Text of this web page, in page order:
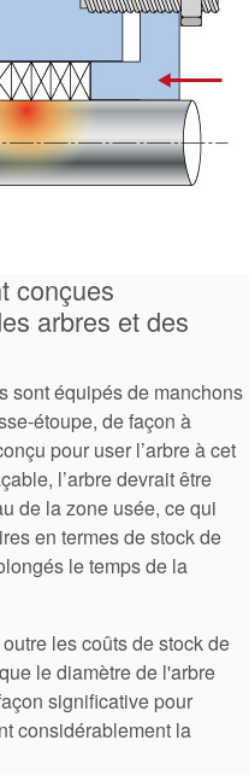
conçues
arbres et des
sont équipés de manchons
étoupe, de façon à
pour user l’arbre à cet
l’arbre devrait être
de la zone usée, ce qui
en termes de stock de
le temps de la
les coûts de stock de
le diamètre de l'arbre
significative pour
considérablement la